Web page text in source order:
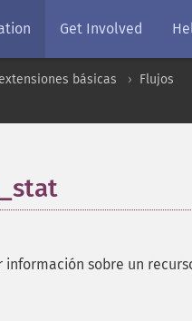
Get Involved
básicas
Flujos
información sobre un